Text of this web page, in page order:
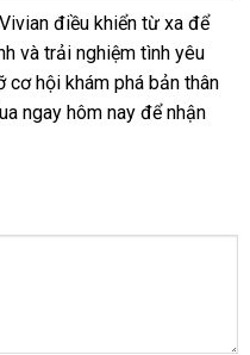
điều khiển từ xa để
và trải nghiệm tình yêu
hội khám phá bản thân
ngay hôm nay để nhận